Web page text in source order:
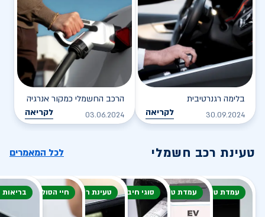
בלימה רגנרטיבית
30.09.2024 לקריאה
הרכב החשמלי כמקור אנרגיה
03.06.2024 לקריאה
טעינת רכב חשמלי לכל המאמרים
עמדת טעינה עמדת טעינה סוגי חיבור טעינת רכב חשמליחיי הסוללה